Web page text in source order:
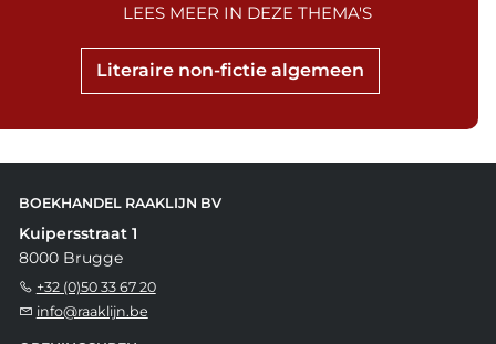
Literaire non-fictie algemeen
LEES MEER IN DEZE THEMA'S
BOEKHANDEL RAAKLIJN BV
Kuipersstraat 1
8000 Brugge
+32 (0)50 33 67 20
info@raaklijn.be